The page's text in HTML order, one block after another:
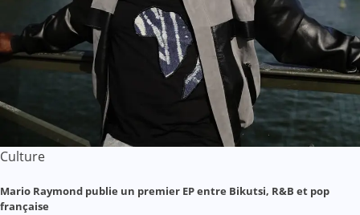
Culture
Mario Raymond publie un premier EP entre Bikutsi, R&B et pop
française